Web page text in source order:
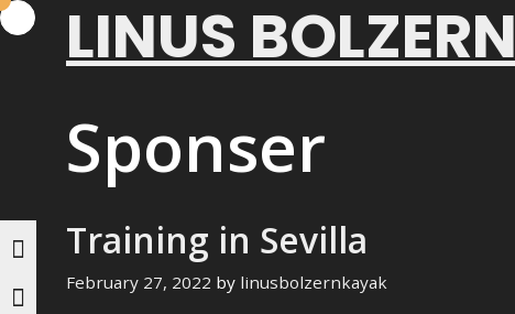
Skip
to
contentLINUS BOLZERN
Sponser
Training in Sevilla
February 27, 2022 by linusbolzernkayak